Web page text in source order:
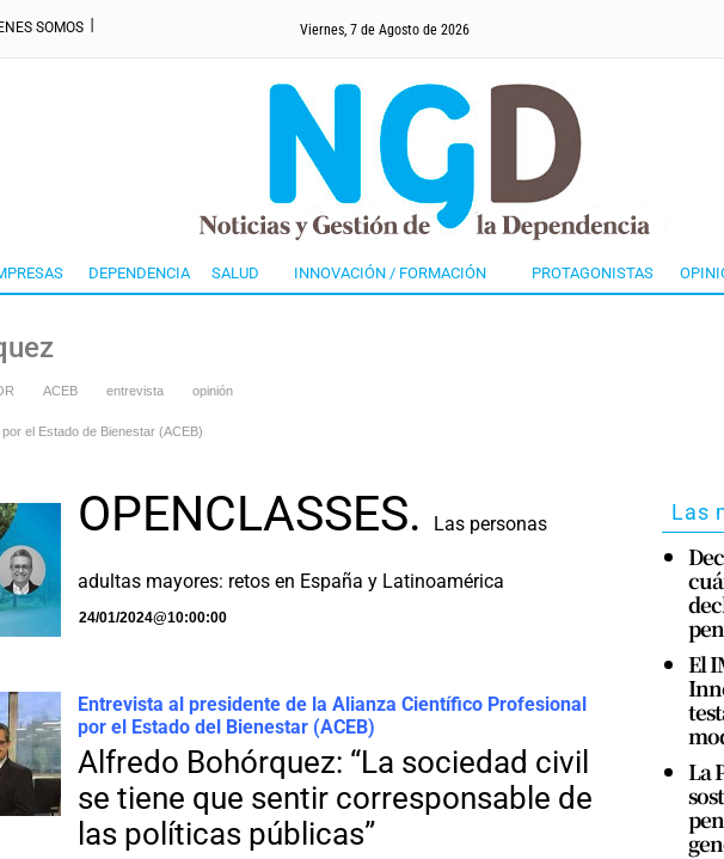
SOMOS I Viernes, 7 de Agosto de 2026
DEPENDENCIA SALUD INNOVACIÓN / FORMACIÓN PROTAGONISTAS
ACEB entrevista opinión
el Estado de Bienestar (ACEB)
OPENCLASSES. Las personas
adultas mayores: retos en España y Latinoamérica
24/01/2024@10:00:00
Entrevista al presidente de la Alianza Científico Profesional
por el Estado del Bienestar (ACEB)
Alfredo Bohórquez: “La sociedad civil
se tiene que sentir corresponsable de
las políticas públicas”
Las
El
La